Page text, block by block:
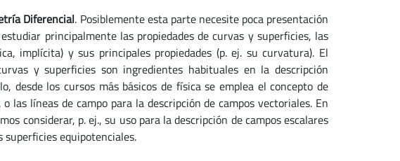
Diferencial. Posiblemente esta parte necesite poca presentación
principalmente las propiedades de curvas y superficies, las
implícita) y sus principales propiedades (p. ej. su curvatura). El
y superficies son ingredientes habituales en la descripción
desde los cursos más básicos de física se emplea el concepto de
las líneas de campo para la descripción de campos vectoriales. En
considerar, p. ej., su uso para la descripción de campos escalares
superficies equipotenciales.